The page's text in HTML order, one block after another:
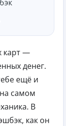
карт —
денег.
ещё и
самом
В
как он